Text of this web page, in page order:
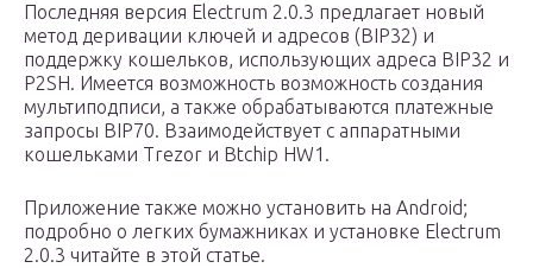
Последняя версия Electrum 2.0.3 предлагает новый
метод деривации ключей и адресов (BIP32) и
поддержку кошельков, использующих адреса BIP32 и
P2SH. Имеется возможность возможность создания
мультиподписи, а также обрабатываются платежные
запросы BIP70. Взаимодействует с аппаратными
кошельками Trezor и Btchip HW1.
Приложение также можно установить на Android;
подробно о легких бумажниках и установке Electrum
2.0.3 читайте в этой статье.